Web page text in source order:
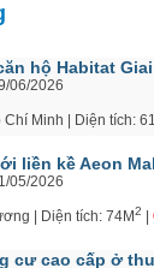
hộ Habitat
06/2026
Minh | Diện tích:
liền kề Aeon
05/2026
| Diện tích: 74M2
cư cao cấp ở